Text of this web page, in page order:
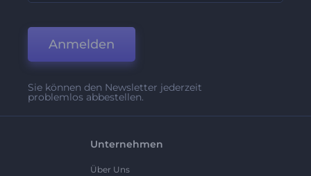
Anmelden
Sie können den Newsletter jederzeit
problemlos abbestellen.
Unternehmen
Über Uns